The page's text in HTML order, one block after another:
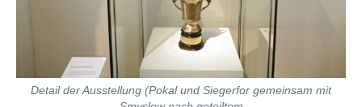
Detail der Ausstellung (Pokal und Siegerfor gemeinsam mit